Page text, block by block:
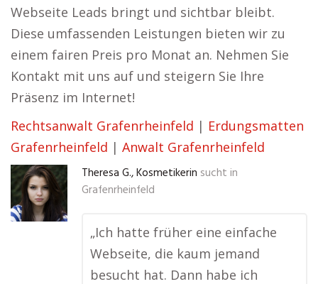
Webseite Leads bringt und sichtbar bleibt.
Diese umfassenden Leistungen bieten wir zu
einem fairen Preis pro Monat an. Nehmen Sie
Kontakt mit uns auf und steigern Sie Ihre
Präsenz im Internet!
Rechtsanwalt Grafenrheinfeld | Erdungsmatten
Grafenrheinfeld | Anwalt Grafenrheinfeld
Theresa G., Kosmetikerin sucht in
Grafenrheinfeld
„Ich hatte früher eine einfache
Webseite, die kaum jemand
besucht hat. Dann habe ich